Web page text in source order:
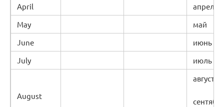
April
апрель
May
май
June
июнь
July
июль
August
август